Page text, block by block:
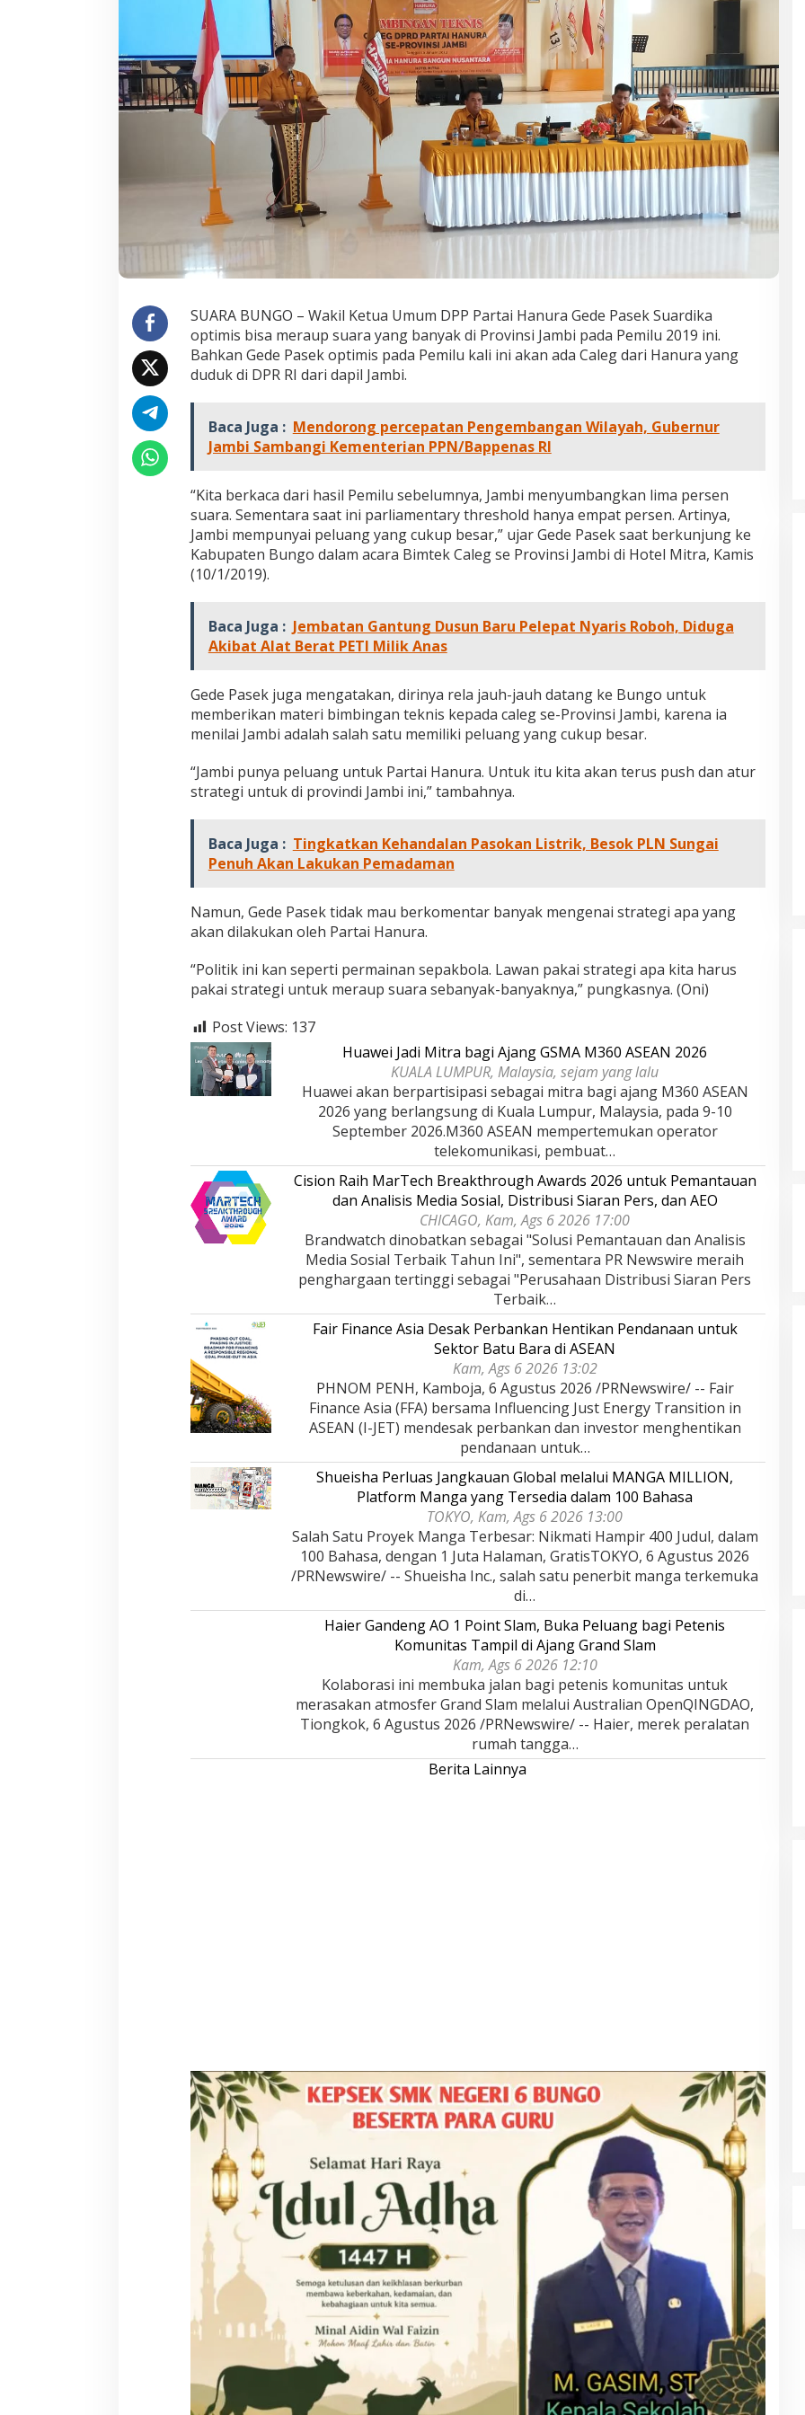
i
m
i
s
H
a
n
u
r
a
P
u
n
y
l
a
n
g
d
o
v
s
i
a
m
SUARA BUNGO – Wakil Ketua Umum DPP Partai Hanura Gede Pasek Suardika
optimis bisa meraup suara yang banyak di Provinsi Jambi pada Pemilu 2019 ini.
Bahkan Gede Pasek optimis pada Pemilu kali ini akan ada Caleg dari Hanura yang
duduk di DPR RI dari dapil Jambi.
Baca Juga : Mendorong percepatan Pengembangan Wilayah, Gubernur
Jambi Sambangi Kementerian PPN/Bappenas RI
“Kita berkaca dari hasil Pemilu sebelumnya, Jambi menyumbangkan lima persen
suara. Sementara saat ini parliamentary threshold hanya empat persen. Artinya,
Jambi mempunyai peluang yang cukup besar,” ujar Gede Pasek saat berkunjung ke
Kabupaten Bungo dalam acara Bimtek Caleg se Provinsi Jambi di Hotel Mitra, Kamis
(10/1/2019).
Baca Juga : Jembatan Gantung Dusun Baru Pelepat Nyaris Roboh, Diduga
Akibat Alat Berat PETI Milik Anas
Gede Pasek juga mengatakan, dirinya rela jauh-jauh datang ke Bungo untuk
memberikan materi bimbingan teknis kepada caleg se-Provinsi Jambi, karena ia
menilai Jambi adalah salah satu memiliki peluang yang cukup besar.
“Jambi punya peluang untuk Partai Hanura. Untuk itu kita akan terus push dan atur
strategi untuk di provindi Jambi ini,” tambahnya.
Baca Juga : Tingkatkan Kehandalan Pasokan Listrik, Besok PLN Sungai
Penuh Akan Lakukan Pemadaman
Namun, Gede Pasek tidak mau berkomentar banyak mengenai strategi apa yang
akan dilakukan oleh Partai Hanura.
“Politik ini kan seperti permainan sepakbola. Lawan pakai strategi apa kita harus
pakai strategi untuk meraup suara sebanyak-banyaknya,” pungkasnya. (Oni)
Post Views: 137
Huawei Jadi Mitra bagi Ajang GSMA M360 ASEAN 2026
KUALA LUMPUR, Malaysia, sejam yang lalu
Huawei akan berpartisipasi sebagai mitra bagi ajang M360 ASEAN
2026 yang berlangsung di Kuala Lumpur, Malaysia, pada 9-10
September 2026.M360 ASEAN mempertemukan operator
telekomunikasi, pembuat…
Cision Raih MarTech Breakthrough Awards 2026 untuk Pemantauan
dan Analisis Media Sosial, Distribusi Siaran Pers, dan AEO
CHICAGO, Kam, Ags 6 2026 17:00
Brandwatch dinobatkan sebagai "Solusi Pemantauan dan Analisis
Media Sosial Terbaik Tahun Ini", sementara PR Newswire meraih
penghargaan tertinggi sebagai "Perusahaan Distribusi Siaran Pers
Terbaik…
Fair Finance Asia Desak Perbankan Hentikan Pendanaan untuk
Sektor Batu Bara di ASEAN
Kam, Ags 6 2026 13:02
PHNOM PENH, Kamboja, 6 Agustus 2026 /PRNewswire/ -- Fair
Finance Asia (FFA) bersama Influencing Just Energy Transition in
ASEAN (I-JET) mendesak perbankan dan investor menghentikan
pendanaan untuk…
Shueisha Perluas Jangkauan Global melalui MANGA MILLION,
Platform Manga yang Tersedia dalam 100 Bahasa
TOKYO, Kam, Ags 6 2026 13:00
Salah Satu Proyek Manga Terbesar: Nikmati Hampir 400 Judul, dalam
100 Bahasa, dengan 1 Juta Halaman, GratisTOKYO, 6 Agustus 2026
/PRNewswire/ -- Shueisha Inc., salah satu penerbit manga terkemuka
di…
Haier Gandeng AO 1 Point Slam, Buka Peluang bagi Petenis
Komunitas Tampil di Ajang Grand Slam
Kam, Ags 6 2026 12:10
Kolaborasi ini membuka jalan bagi petenis komunitas untuk
merasakan atmosfer Grand Slam melalui Australian OpenQINGDAO,
Tiongkok, 6 Agustus 2026 /PRNewswire/ -- Haier, merek peralatan
rumah tangga…
Berita Lainnya
Jejak 69 Tahun dan Manifesto
Pembaharuan di Era Al Haris – Sani
Kinerja Terukur dan Dampak
Nyata: Mengapa Al Haris Disebut
Paling Efektif di Indonesia Tahun
2025
PERISTIWA
18 Desember, 2025
Pelaminan Pengantin dan Baju
Adat Melayu Jambi, Refleksi
Melayu (LAM) Jambi
Oktober, 2025